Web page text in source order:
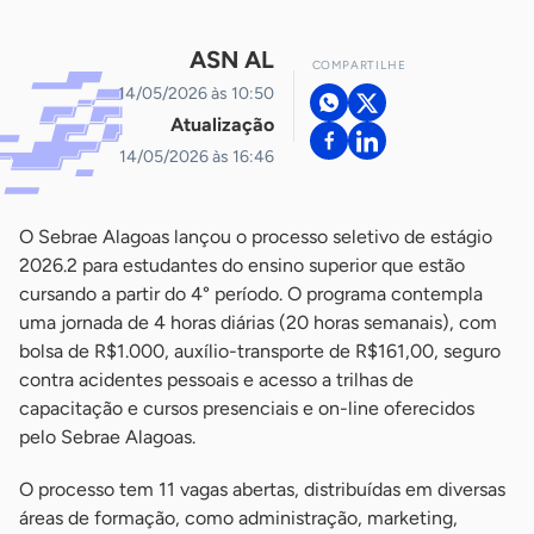
ASN AL
14/05/2026 às 10:50
Atualização
14/05/2026 às 16:46
COMPARTILHE
O Sebrae Alagoas lançou o processo seletivo de estágio
2026.2 para estudantes do ensino superior que estão
cursando a partir do 4° período. O programa contempla
uma jornada de 4 horas diárias (20 horas semanais), com
bolsa de R$1.000, auxílio-transporte de R$161,00, seguro
contra acidentes pessoais e acesso a trilhas de
capacitação e cursos presenciais e on-line oferecidos
pelo Sebrae Alagoas.
O processo tem 11 vagas abertas, distribuídas em diversas
áreas de formação, como administração, marketing,